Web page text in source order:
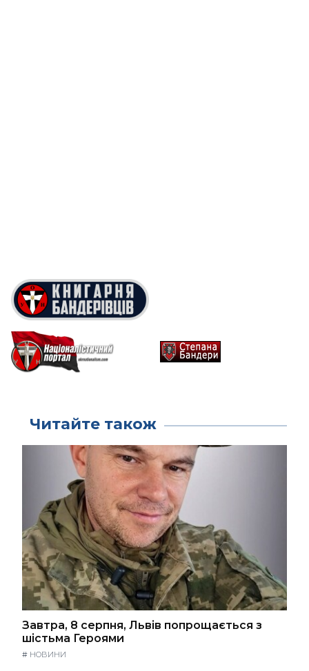
Читайте також
Завтра, 8 серпня, Львів попрощається з
шістьма Героями
# НОВИНИ